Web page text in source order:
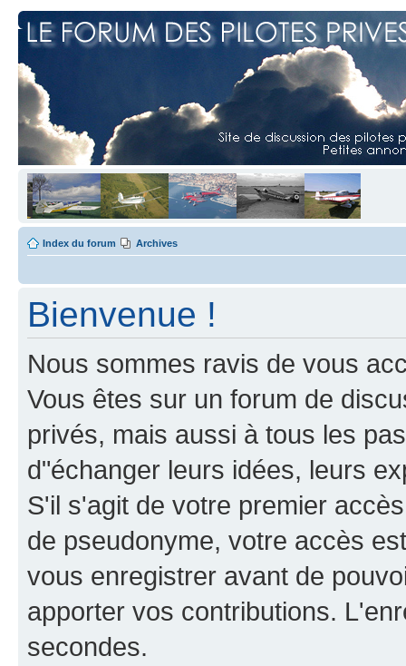
Index du forum Archives
Bienvenue !
Nous sommes ravis de vous
Vous êtes sur un forum de
privés, mais aussi à tous les
d"échanger leurs idées, leurs
S'il s'agit de votre premier
de pseudonyme, votre accès
vous enregistrer avant de
apporter vos contributions.
secondes.